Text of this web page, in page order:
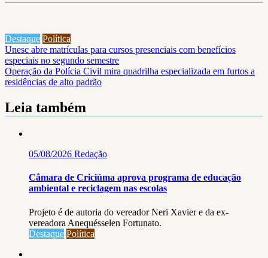
Destaque Política
Navegação
de
Post
Unesc abre matrículas para cursos presenciais com benefícios
especiais no segundo semestre
Operação da Polícia Civil mira quadrilha especializada em furtos a
residências de alto padrão
Leia também
05/08/2026 Redação
Câmara de Criciúma aprova programa de educação
ambiental e reciclagem nas escolas
Projeto é de autoria do vereador Neri Xavier e da ex-
vereadora Anequésselen Fortunato.
Destaque Política